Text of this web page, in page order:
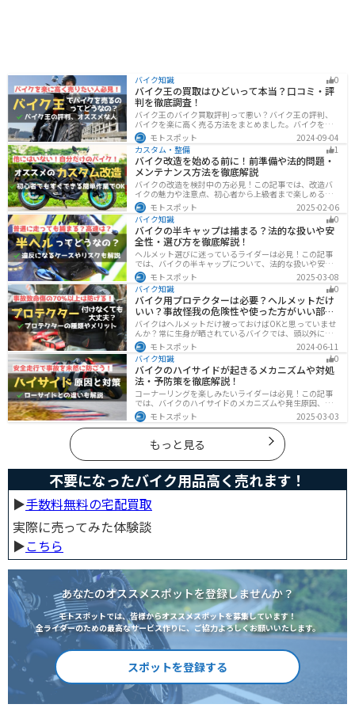
バイク知識 0
バイク王の買取はひどいって本当？口コミ・評
判を徹底調査！
バイク王のバイク買取評判って悪い？バイク王の評判、
バイクを楽に高く売る方法をまとめました。バイクを売
却しようと考えている方は、是非参考にしてください。
モトスポット
2024-09-04
カスタム・整備
1
バイク改造を始める前に！前準備や法的問題・
メンテナンス方法を徹底解説
バイクの改造を検討中の方必見！この記事では、改造バ
イクの魅力や注意点、初心者から上級者まで楽しめる改
造方法を紹介しています。実は、改造で補償内容や保険
料が変わる場合があるため、保険会社への確認は必須で
す。この記事を読めば、安全に配慮しつつ、カスタムバ
イクを楽しむコツがわかります。
モトスポット
2025-02-06
バイク知識
0
バイクの半キャップは捕まる？法的な扱いや安
全性・選び方を徹底解説！
ヘルメット選びに迷っているライダーは必見！この記事
では、バイクの半キャップについて、法的な扱いや安全
性、選び方を詳しく解説しています。実は、法律で認め
られていても、状況によっては違法となる可能性がある
ので注意が必要です。この記事を読めば、ヘルメットを
正しく選ぶヒントが得られます。
モトスポット
2025-03-08
バイク知識
0
バイク用プロテクターは必要？ヘルメットだけ
いい？事故怪我の危険性や使った方がいい部位
も解説
バイクはヘルメットだけ被っておけばOKと思っていませ
んか？常に生身が晒されているバイクでは、頭以外にも
胸・背中・脚・腕など怪我のリスクが非常に高いです。
プロテクターをちゃんと付けていれば事故の致命傷の7
0%は防げると言われています。安全にバイクに乗るため
にプロテクターの種類やつけた方が良い部位などをまと
めました。
モトスポット
2024-06-11
バイク知識
0
バイクのハイサイドが起きるメカニズムや対処
法・予防策を徹底解説！
コーナーリングを楽しみたいライダーは必見！この記事
では、バイクのハイサイドのメカニズムや発生原因、対
処法、予防策を解説しています。実は、バイクのハイサ
イドは危険な現象ですが、正しい知識と対策で防ぐこと
が可能です。この記事を読めば、ハイサイドのリスクを
減らせます。
モトスポット 2025-03-03
もっと見る
不要になったバイク用品高く売れます！
▶︎手数料無料の宅配買取
実際に売ってみた体験談
▶︎こちら
あなたのオススメスポットを登録しませんか？
モトスポットでは、皆様からオススメスポットを募集しています！
全ライダーのための最高なサービス作りに、ご協力よろしくお願いいたします。
スポットを登録する